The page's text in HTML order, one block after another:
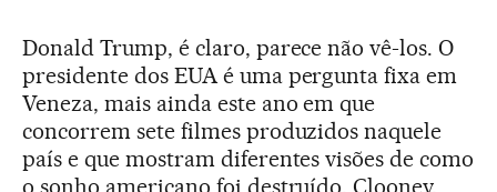
Donald Trump, é claro, parece não vê-los. O
presidente dos EUA é uma pergunta fixa em
Veneza, mais ainda este ano em que
concorrem sete filmes produzidos naquele
país e que mostram diferentes visões de como